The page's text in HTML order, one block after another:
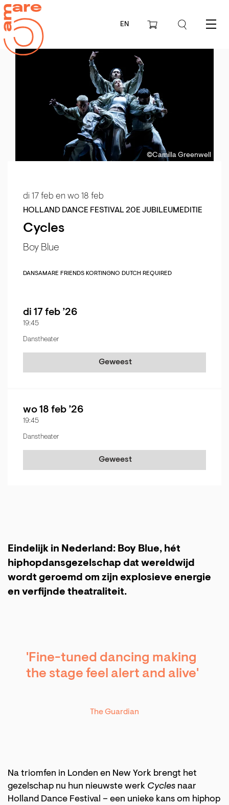
EN Menu
©Camilla Greenwell
Cycles
Boy Blue
HOLLAND DANCE FESTIVAL 20E JUBILEUMEDITIE
di 17 feb en wo 18 feb
DANSAMARE FRIENDS KORTINGNO DUTCH REQUIRED
di 17 feb ’26
19:45
Danstheater
Geweest
wo 18 feb ’26
19:45
Danstheater
Geweest
Eindelijk in Nederland: Boy Blue, hét
hiphopdansgezelschap dat wereldwijd
wordt geroemd om zijn explosieve energie
en verfijnde theatraliteit.
'Fine-tuned dancing making
the stage feel alert and alive'
The Guardian
Na triomfen in Londen en New York brengt het
gezelschap nu hun nieuwste werk Cycles naar
Holland Dance Festival – een unieke kans om hiphop